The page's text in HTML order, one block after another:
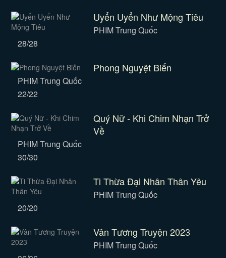
Uyển Uyển Như Mộng Tiêu
PHIM Trung Quốc
28/28
Phong Nguyệt Biến
PHIM Trung Quốc
22/22
Quý Nữ - Khi Chim Nhạn Trở
Về
PHIM Trung Quốc
30/30
Ti Thừa Đại Nhân Thân Yêu
PHIM Trung Quốc
20/20
Vân Tương Truyện 2023
PHIM Trung Quốc